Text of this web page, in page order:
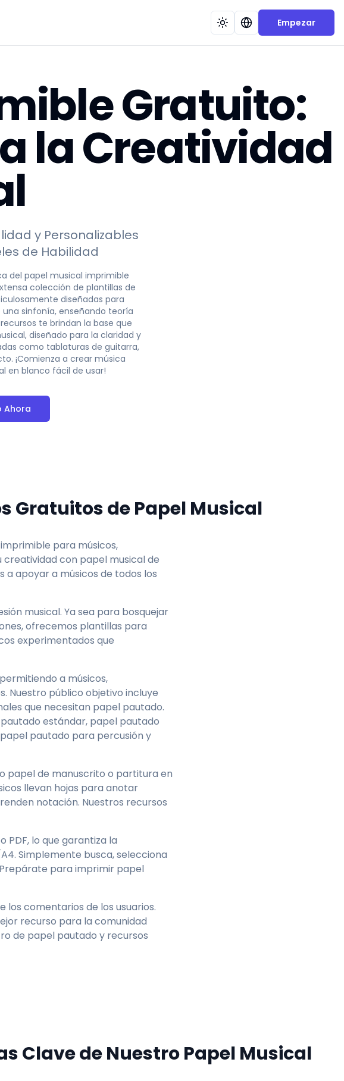
Empezar
Gratuito:
la Creatividad
y Personalizables
de Habilidad
del papel musical imprimible
colección de plantillas de
diseñadas para
sinfonía, enseñando teoría
te brindan la base que
diseñado para la claridad y
como tablaturas de guitarra,
¡Comienza a crear música
en blanco fácil de usar!
Ahora
Bass clef
No treble clef
Bass clef
No treble clef
Gratuitos de Papel Musical
para músicos,
con papel musical de
apoyar a músicos de todos los
musical. Ya sea para bosquejar
ofrecemos plantillas para
experimentados que
a músicos,
Nuestro público objetivo incluye
que necesitan papel pautado.
estándar, papel pautado
pautado para percusión y
papel de manuscrito o partitura en
llevan hojas para anotar
notación. Nuestros recursos
PDF, lo que garantiza la
Simplemente busca, selecciona
para imprimir papel
comentarios de los usuarios.
recurso para la comunidad
de papel pautado y recursos
Clave de Nuestro Papel Musical